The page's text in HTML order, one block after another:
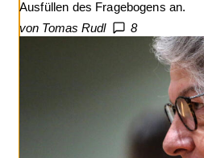
Ausfüllen des Fragebogens an.
von Tomas Rudl
8